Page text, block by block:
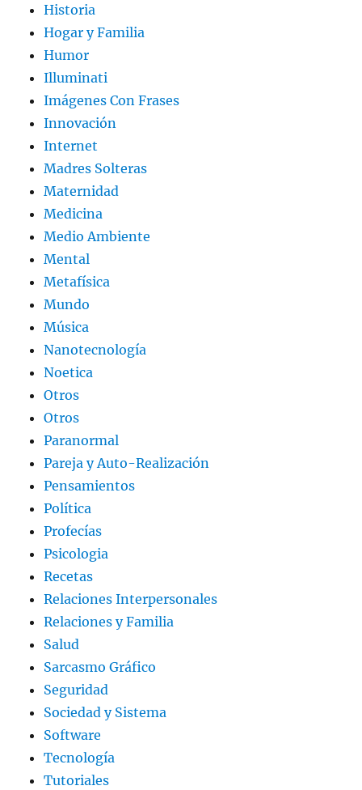
Historia
Hogar y Familia
Humor
Illuminati
Imágenes Con Frases
Innovación
Internet
Madres Solteras
Maternidad
Medicina
Medio Ambiente
Mental
Metafísica
Mundo
Música
Nanotecnología
Noetica
Otros
Otros
Paranormal
Pareja y Auto-Realización
Pensamientos
Política
Profecías
Psicologia
Recetas
Relaciones Interpersonales
Relaciones y Familia
Salud
Sarcasmo Gráfico
Seguridad
Sociedad y Sistema
Software
Tecnología
Tutoriales